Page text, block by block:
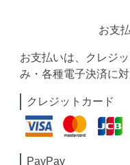
お支
お支払いは、クレジ
み・各種電子決済に対
クレジットカード
PayPay